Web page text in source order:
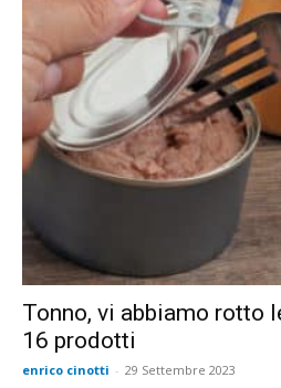
Tonno, vi abbiamo rotto
16 prodotti
enrico cinotti - 29 Settembre 2023